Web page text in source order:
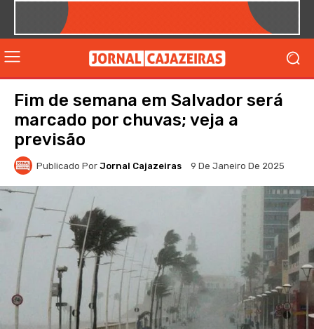
Fim de semana em Salvador será
marcado por chuvas; veja a
previsão
Publicado Por Jornal Cajazeiras 9 De Janeiro De 2025